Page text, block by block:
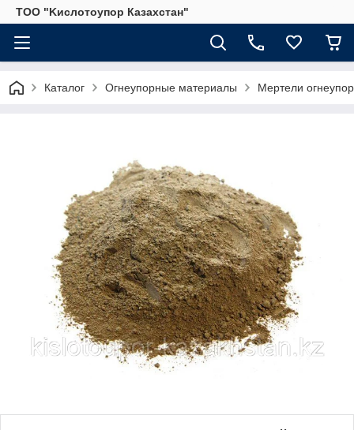
ТОО "Kислoтoупoр Казахстaн"
Каталог Огнеупорные материалы Мертели